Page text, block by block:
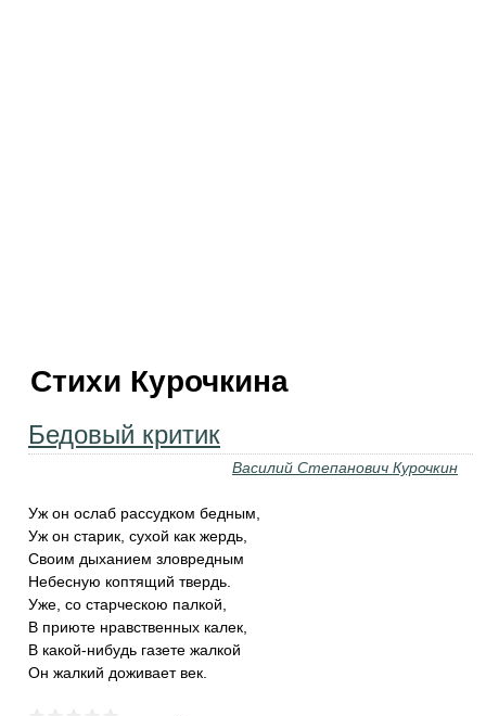
Стихи Курочкина
Бедовый критик
Василий Степанович Курочкин
Уж он ослаб рассудком бедным,
Уж он старик, сухой как жердь,
Своим дыханием зловредным
Небесную коптящий твердь.
Уже, со старческою палкой,
В приюте нравственных калек,
В какой-нибудь газете жалкой
Он жалкий доживает век.